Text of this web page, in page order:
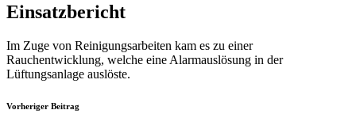
Einsatzbericht
Im Zuge von Reinigungsarbeiten kam es zu einer
Rauchentwicklung, welche eine Alarmauslösung in der
Lüftungsanlage auslöste.
Vorheriger Beitrag